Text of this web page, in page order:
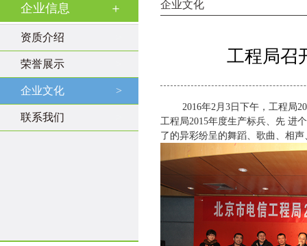
企业信息 ＋
资质介绍
荣誉展示
企业文化 >
联系我们
企业文化
工程局召
2016年2月3日下午，工程局
工程局2015年度生产标兵、先 进
了的异彩纷呈的舞蹈、歌曲、相